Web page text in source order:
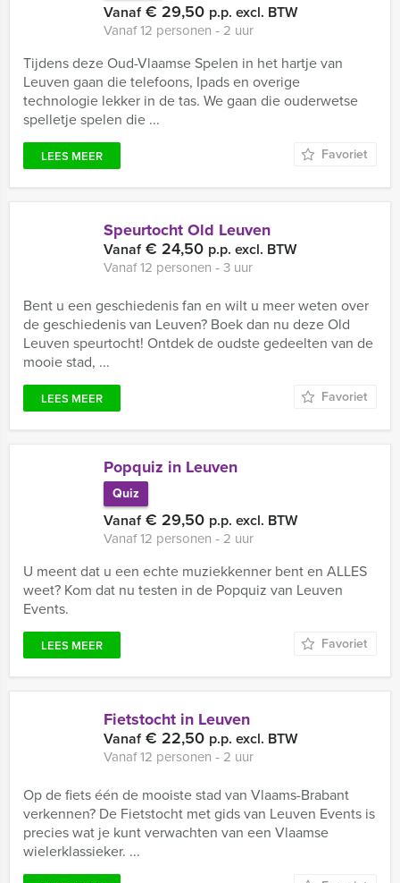
Vanaf€ 29,50 p.p. excl. BTW
Vanaf 12 personen ‐ 2 uur
Tijdens deze Oud-Vlaamse Spelen in het hartje van
Leuven gaan die telefoons, Ipads en overige
technologie lekker in de tas. We gaan die ouderwetse
spelletje spelen die ...
LEES MEER Favoriet
Speurtocht Old Leuven
Vanaf€ 24,50 p.p. excl. BTW
Vanaf 12 personen ‐ 3 uur
Bent u een geschiedenis fan en wilt u meer weten over
de geschiedenis van Leuven? Boek dan nu deze Old
Leuven speurtocht! Ontdek de oudste gedeelten van de
mooie stad, ...
LEES MEER Favoriet
Popquiz in Leuven
Quiz
Vanaf€ 29,50 p.p. excl. BTW
Vanaf 12 personen ‐ 2 uur
U meent dat u een echte muziekkenner bent en ALLES
weet? Kom dat nu testen in de Popquiz van Leuven
Events.
LEES MEER Favoriet
Fietstocht in Leuven
Vanaf€ 22,50 p.p. excl. BTW
Vanaf 12 personen ‐ 2 uur
Op de fiets één de mooiste stad van Vlaams-Brabant
verkennen? De Fietstocht met gids van Leuven Events is
precies wat je kunt verwachten van een Vlaamse
wielerklassieker. ...